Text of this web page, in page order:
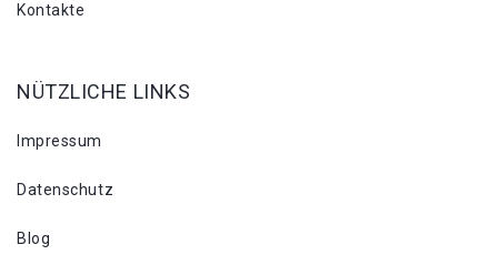
Kontakte
NÜTZLICHE LINKS
Impressum
Datenschutz
Blog